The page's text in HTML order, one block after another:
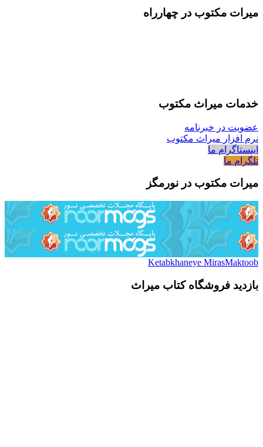
میرات مکتوب در چهارراه
خدمات میراث مکتوب
عضویت در خبرنامه
نرم افزار میراث مکتوب
اینستاگرام ما
تلگرام ما
میرات مکتوب در نورمگز
Ketabkhaneye MirasMaktoob
بازدید فروشگاه کتاب میراث